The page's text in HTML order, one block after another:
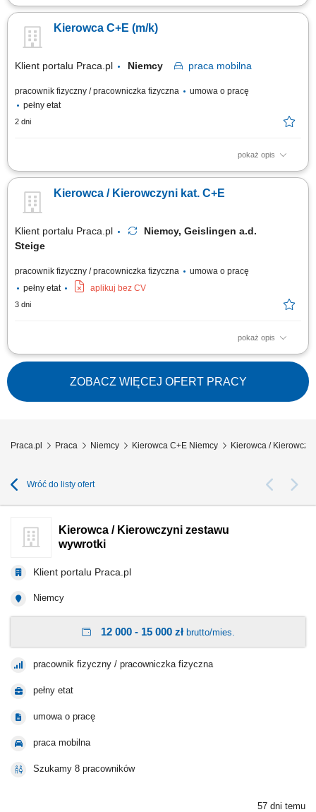
Prowadzenie pojazdów ciężarowych o DMC pow. 3,5 t z
budowlanych. Transport gabarytów, maszyn budowlanych oraz
elementów konstrukcyjnych pomiędzy lokalizacjami wykonawczymi.
Kierowca C+E (m/k)
Klient portalu Praca.pl Niemcy praca mobilna
pracownik fizyczny / pracowniczka fizyczna
umowa o pracę
pełny etat
2 dni
pokaż opis
Sprawne prowadzenie zestawu ciężarowego (ciągnik + naczepa
przewozów w oparciu o dzienne godziny jazdy bez konieczności ciągłej
pracy w nocnych porach. Prowadzenie ekologicznych, maksymalnie
Kierowca / Kierowczyni kat. C+E
Klient portalu Praca.pl
Niemcy, Geislingen a.d.
Steige
pracownik fizyczny / pracowniczka fizyczna
umowa o pracę
pełny etat
aplikuj bez CV
3 dni
pokaż opis
Transport towarów oraz ładunków w ruchu dalekobieżnym; Zapewnienie
terminowej realizacji dostaw i odbiorów; Odpowiedzialna obsługa oraz
ochrona powierzonego pojazdu i ładunku; Dbałość o stan nowoczesnej
floty ciężarowej; Przestrzeganie przepisów prawa drogowego oraz
standardów jakości;
ZOBACZ WIĘCEJ OFERT PRACY
Praca.pl Praca Niemcy Kierowca C+E Niemcy Kierowca /
Wróć do listy ofert
Kierowca / Kierowczyni zestawu
wywrotki
Klient portalu Praca.pl
Niemcy
12 000 - 15 000 złbrutto/mies.
pracownik fizyczny / pracowniczka fizyczna
pełny etat
umowa o pracę
praca mobilna
Szukamy 8 pracowników
57 dni temu